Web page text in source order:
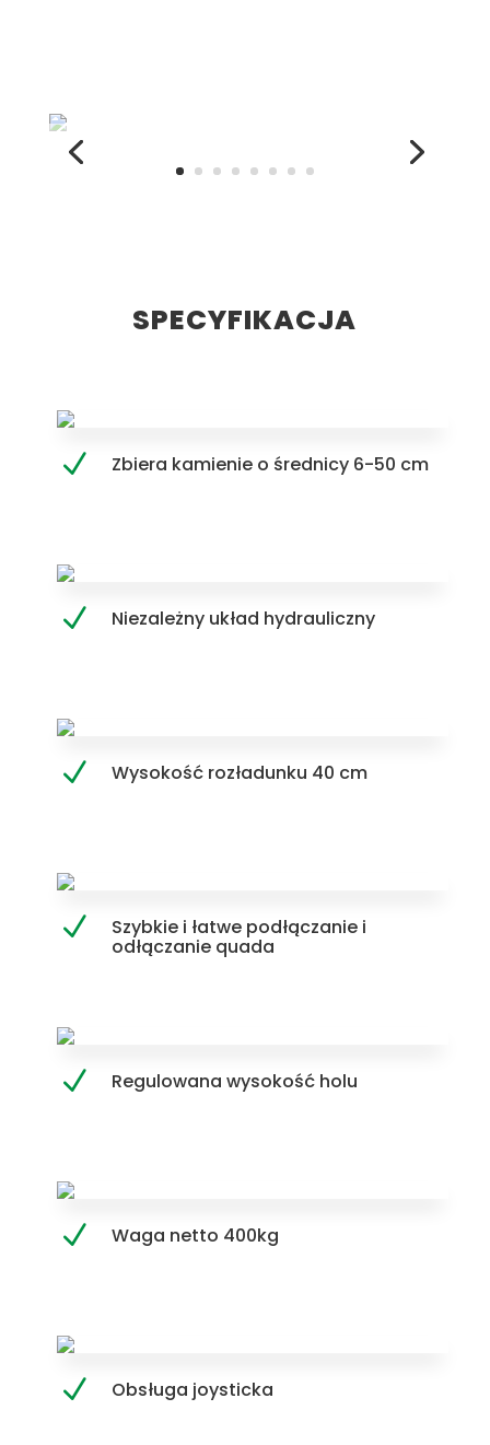
SPECYFIKACJA
Zbiera kamienie o średnicy 6-50 cm
Niezależny układ hydrauliczny
Wysokość rozładunku 40 cm
Szybkie i łatwe podłączanie i
odłączanie quada
Regulowana wysokość holu
Waga netto 400kg
Obsługa joysticka